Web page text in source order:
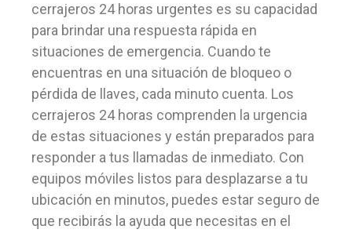
cerrajeros 24 horas urgentes es su capacidad
para brindar una respuesta rápida en
situaciones de emergencia. Cuando te
encuentras en una situación de bloqueo o
pérdida de llaves, cada minuto cuenta. Los
cerrajeros 24 horas comprenden la urgencia
de estas situaciones y están preparados para
responder a tus llamadas de inmediato. Con
equipos móviles listos para desplazarse a tu
ubicación en minutos, puedes estar seguro de
que recibirás la ayuda que necesitas en el